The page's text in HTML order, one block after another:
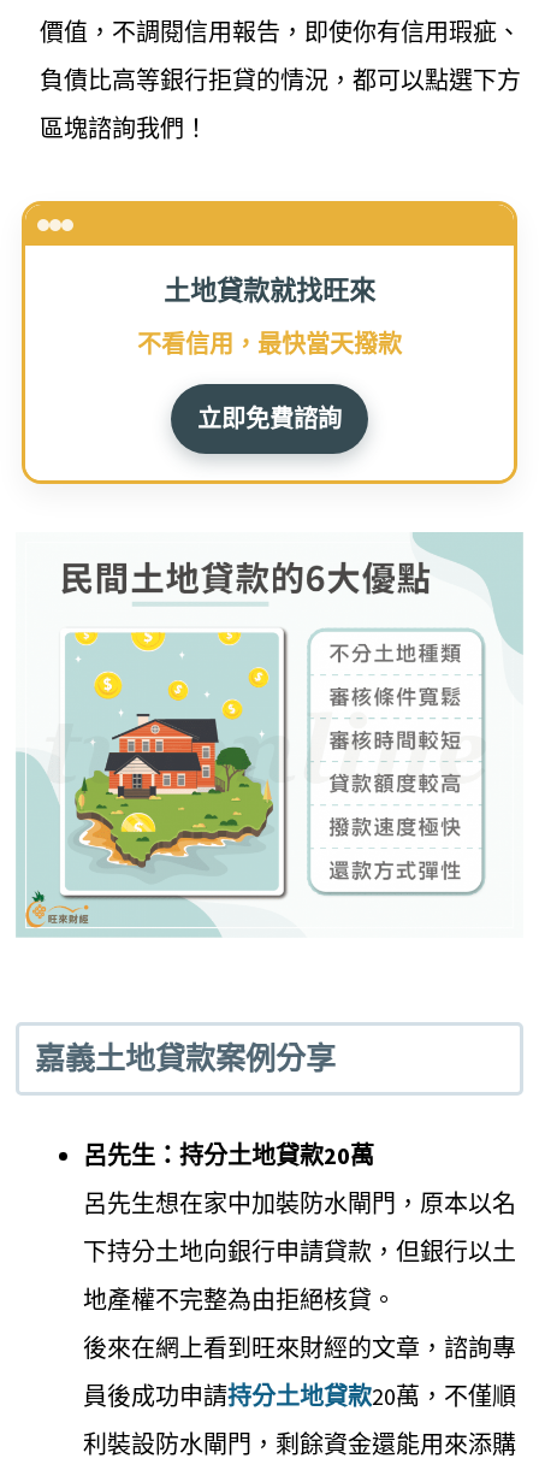
價值，不調閱信用報告，即使你有信用瑕疵、
負債比高等銀行拒貸的情況，都可以點選下方
區塊諮詢我們！
土地貸款就找旺來
不看信用，最快當天撥款
立即免費諮詢
嘉義土地貸款案例分享
呂先生：持分土地貸款20萬
呂先生想在家中加裝防水閘門，原本以名
下持分土地向銀行申請貸款，但銀行以土
地產權不完整為由拒絕核貸。
後來在網上看到旺來財經的文章，諮詢專
員後成功申請持分土地貸款20萬，不僅順
利裝設防水閘門，剩餘資金還能用來添購